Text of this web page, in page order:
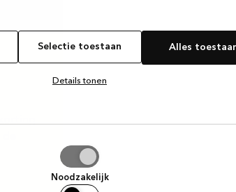
Selectie toestaan Alles
Details tonen
Noodzakelijk